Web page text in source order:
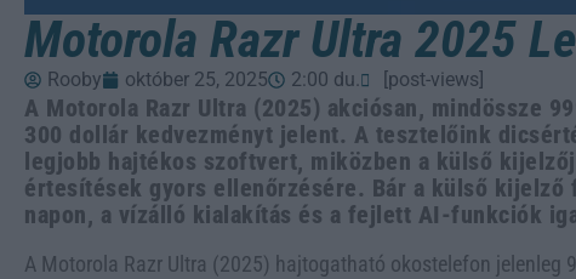
Motorola Razr Ultra 2025
Rooby október 25, 2025 2:00 du. [post-views]
A Motorola Razr Ultra (2025) akciósan, mindössze
300 dollár kedvezményt jelent. A tesztelőink
legjobb hajtékos szoftvert, miközben a külső
értesítések gyors ellenőrzésére. Bár a külső kijelző
napon, a vízálló kialakítás és a fejlett AI-funkciók
A Motorola Razr Ultra (2025) hajtogatható okostelefon jelenleg